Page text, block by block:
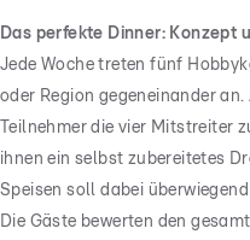
Das perfekte Dinner: Konzept
Jede Woche treten fünf
oder Region gegeneinander
Teilnehmer die vier Mitstreiter
ihnen ein selbst zubereitetes
Speisen soll dabei
Die Gäste bewerten den